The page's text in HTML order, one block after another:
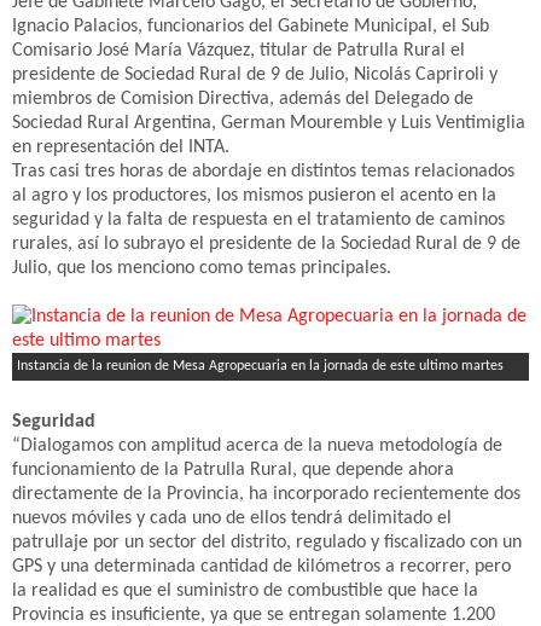
Ignacio Palacios, funcionarios del Gabinete Municipal, el Sub
Comisario José María Vázquez, titular de Patrulla Rural el
presidente de Sociedad Rural de 9 de Julio, Nicolás Capriroli y
miembros de Comision Directiva, además del Delegado de
Sociedad Rural Argentina, German Mouremble y Luis Ventimiglia
en representación del INTA.
Tras casi tres horas de abordaje en distintos temas relacionados
al agro y los productores, los mismos pusieron el acento en la
seguridad y la falta de respuesta en el tratamiento de caminos
rurales, así lo subrayo el presidente de la Sociedad Rural de 9 de
Julio, que los menciono como temas principales.
Instancia de la reunion de Mesa Agropecuaria en la jornada de este ultimo martes
Seguridad
“Dialogamos con amplitud acerca de la nueva metodología de
funcionamiento de la Patrulla Rural, que depende ahora
directamente de la Provincia, ha incorporado recientemente dos
nuevos móviles y cada uno de ellos tendrá delimitado el
patrullaje por un sector del distrito, regulado y fiscalizado con un
GPS y una determinada cantidad de kilómetros a recorrer, pero
la realidad es que el suministro de combustible que hace la
Provincia es insuficiente, ya que se entregan solamente 1.200